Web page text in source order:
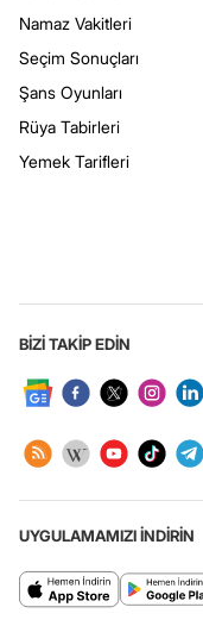
Namaz Vakitleri
Seçim Sonuçları
Şans Oyunları
Rüya Tabirleri
Yemek Tarifleri
BİZİ TAKİP EDİN
UYGULAMAMIZI İNDİRİN